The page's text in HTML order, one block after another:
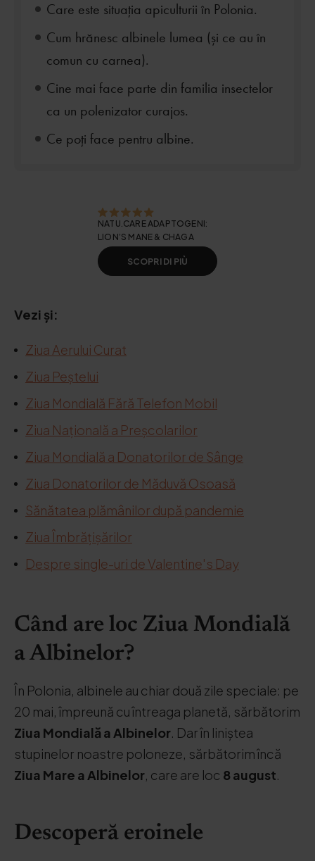
Care este situația apiculturii în Polonia.
Cum hrănesc albinele lumea (și ce au în
comun cu carnea).
Cine mai face parte din familia insectelor
ca un polenizator curajos.
Ce poți face pentru albine.
NATU.CARE ADAPTOGENI:
LION’S MANE & CHAGA
SCOPRI DI PIÙ
Vezi și:
Ziua Aerului Curat
Ziua Peștelui
Ziua Mondială Fără Telefon Mobil
Ziua Națională a Preșcolarilor
Ziua Mondială a Donatorilor de Sânge
Ziua Donatorilor de Măduvă Osoasă
Sănătatea plămânilor după pandemie
Ziua Îmbrățișărilor
Despre single-uri de Valentine's Day
Când are loc Ziua Mondială
a Albinelor?
În Polonia, albinele au chiar două zile speciale: pe
20 mai, împreună cu întreaga planetă, sărbătorim
Ziua Mondială a Albinelor. Dar în liniștea
stupinelor noastre poloneze, sărbătorim încă
Ziua Mare a Albinelor, care are loc 8 august.
Descoperă eroinele